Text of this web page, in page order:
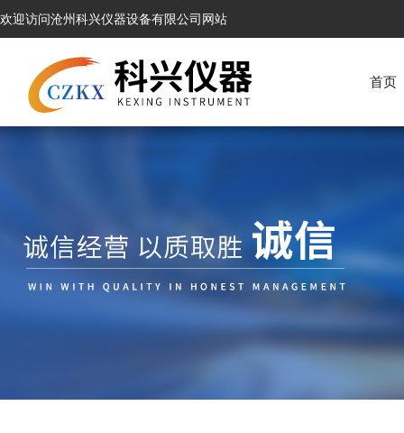
欢迎访问沧州科兴仪器设备有限公司网站
首页